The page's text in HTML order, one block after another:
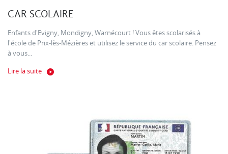
CAR SCOLAIRE
Enfants d'Evigny, Mondigny, Warnécourt ! Vous êtes scolarisés à
l'école de Prix-lès-Mézières et utilisez le service du car scolaire. Pensez
à vous...
Lire la suite